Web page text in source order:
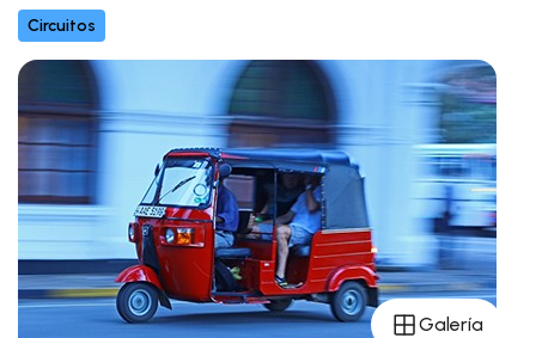
Circuitos
Galería